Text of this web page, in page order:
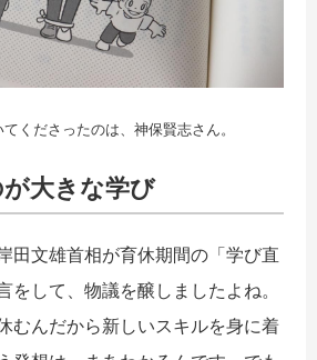
くださったのは、神保賢志さん。
大きな学び
田文雄首相が育休期間の「学び直
をして、物議を醸しましたよね。
むんだから新しいスキルを身に着